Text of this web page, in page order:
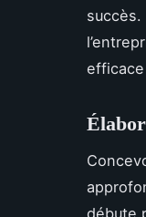
efficace